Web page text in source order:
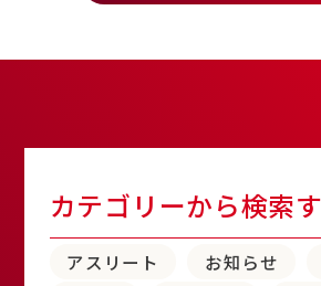
カテゴリーから検索
アスリート お知らせ